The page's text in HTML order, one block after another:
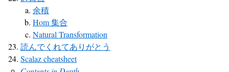
余積
Hom 集合
Natural Transformation
読んでくれてありがとう
Scalaz cheatsheet